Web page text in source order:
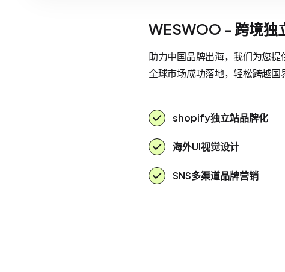
WESWOO - 跨境独
助力中国品牌出海，我们为您
全球市场成功落地，轻松跨越国
shopify独立站品牌化
海外UI视觉设计
SNS多渠道品牌营销